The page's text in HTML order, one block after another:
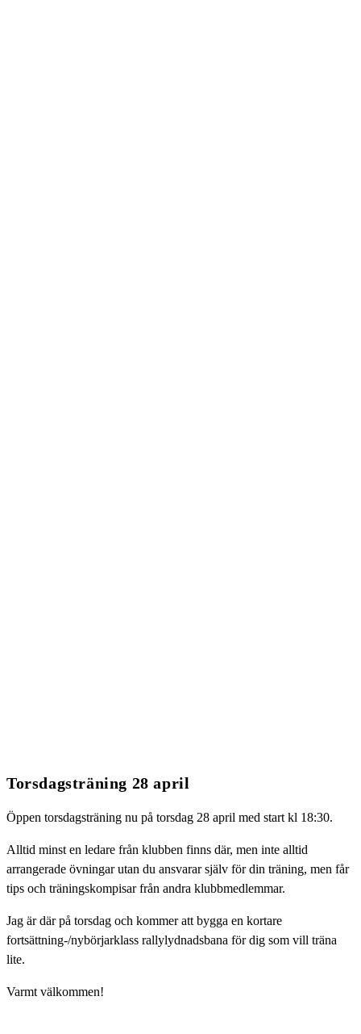
Torsdagsträning 28 april
Öppen torsdagsträning nu på torsdag 28 april med start kl 18:30.
Alltid minst en ledare från klubben finns där, men inte alltid
arrangerade övningar utan du ansvarar själv för din träning, men får
tips och träningskompisar från andra klubbmedlemmar.
Jag är där på torsdag och kommer att bygga en kortare
fortsättning-/nybörjarklass rallylydnadsbana för dig som vill träna
lite.
Varmt välkommen!